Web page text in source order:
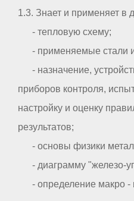
1.3. Знает и применяет в
- тепловую схему;
- применяемые стали и
- назначение,
приборов контроля,
настройку и оценку
результатов;
- основы физики
- диаграмму "железо-
- определение макро -